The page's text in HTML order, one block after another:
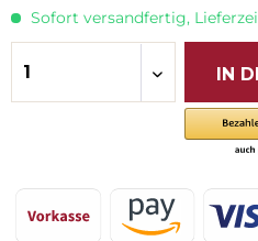
Sofort versandfertig,
IN